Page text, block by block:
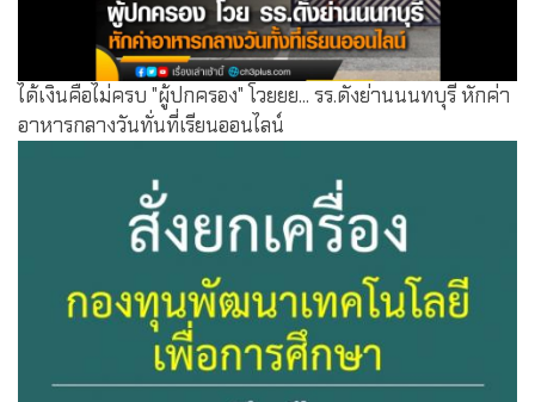
ได้เงินคือไม่ครบ "ผู้ปกครอง" โวยยย... รร.ดังย่านนนทบุรี หักค่า
อาหารกลางวันทั่นที่เรียนออนไลน์